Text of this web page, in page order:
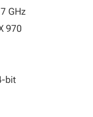
GHz
970
bit